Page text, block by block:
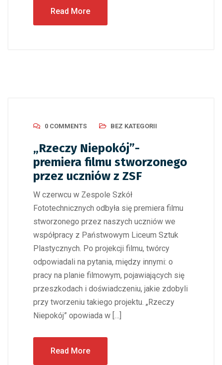
Read More
0 COMMENTS BEZ KATEGORII
„Rzeczy Niepokój”-
premiera filmu stworzonego
przez uczniów z ZSF
W czerwcu w Zespole Szkół
Fototechnicznych odbyła się premiera filmu
stworzonego przez naszych uczniów we
współpracy z Państwowym Liceum Sztuk
Plastycznych. Po projekcji filmu, twórcy
odpowiadali na pytania, między innymi: o
pracy na planie filmowym, pojawiających się
przeszkodach i doświadczeniu, jakie zdobyli
przy tworzeniu takiego projektu. „Rzeczy
Niepokój” opowiada w […]
Read More